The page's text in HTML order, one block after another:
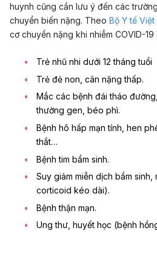
huynh cũng cần lưu ý đến các
chuyển biến nặng. Theo Bộ Y tế Việt
cơ chuyển nặng khi nhiễm COVID-19
Trẻ nhũ nhi dưới 12 tháng tuổi
Trẻ đẻ non, cân nặng thấp.
Mắc các bệnh đái tháo
thường gen, béo phì.
Bệnh hô hấp mạn tính, hen
thắt…
Bệnh tim bẩm sinh.
Suy giảm miễn dịch bẩm sinh,
corticoid kéo dài).
Bệnh thận mạn.
Ung thư, huyết học (bệnh